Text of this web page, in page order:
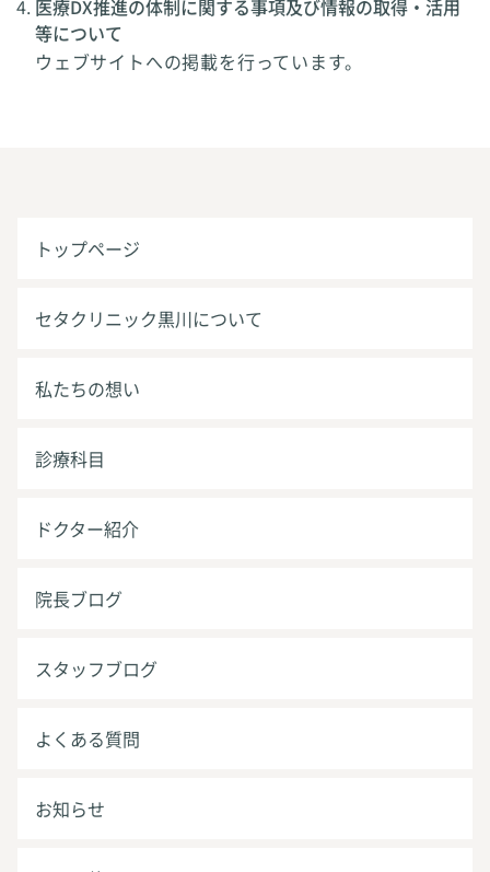
医療DX推進の体制に関する事項及び情報の取得・活用
等について
ウェブサイトへの掲載を行っています。
トップページ
セタクリニック黒川について
私たちの想い
診療科目
ドクター紹介
院長ブログ
スタッフブログ
よくある質問
お知らせ